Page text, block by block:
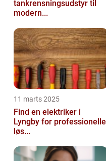
tankrensningsudstyr til
modern...
11 marts 2025
Find en elektriker i
Lyngby for professionelle
løs...